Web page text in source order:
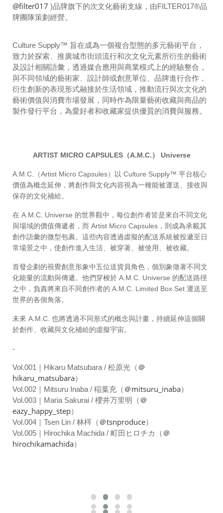
@filter017 )品牌旗下的次文化藝術支線，由FILTER017®品
牌團隊策劃經營。
Culture Supply™ 旨在成為一個複合型態的多元藝術平台，
致力於探索、推廣城市街頭流行和次文化元素所衍生的藝術
及設計相關語彙，透過媒合應用與商業模式上的經驗整合，
與不同領域的藝術家、設計師或創意單位、品牌進行合作，
衍生創新的表現形式融接於生活領域，推動流行與次文化的
藝術價值與消費市場發展，同時作為限量藝術收藏與商品的
製作發行平台，為愛好者和收藏家提供優質的消費與服務。
ARTIST MICRO CAPSULES（A.M.C.） Universe
A.M.C.（Artist Micro Capsules）以 Culture Supply™ 平台核心
價值為概念延伸，將創作與文化內容視為一種能被運送、接收與
保存的文化補給。
在 A.M.C. Universe 的世界觀中，每位創作者皆是來自不同文化
與場域的價值傳遞者，而 Artist Micro Capsules，則成為承載其
創作語彙的微型包裹。這些內容透過虛擬的配送系統被投遞至日
常場景之中，使創作進入生活、被穿著、被使用、被收藏。
首發企劃的視覺創意形象中五位送貨員角色，個別象徵著不同文
化能量的流動與傳遞。他們穿梭於 A.M.C. Universe 的配送路徑
之中，負責將來自不同創作者的 A.M.C. Limited Box Set 運送至
世界的各個角落。
未來 A.M.C. 也將透過不同形式的概念與計畫，持續延伸這個關
於創作、收藏與文化補給的虛擬宇宙。
-
Vol.001｜Hikaru Matsubara / 松原光（ ＠
hikaru_matsubara）
Vol.002｜Mitsuru Inaba / 稲葉充（ ＠mitsuru_inaba）
Vol.003｜Maria Sakurai / 櫻井万里明（ ＠
eazy_happy_step）
Vol.004｜Tsen Lin / 林梣（ ＠tsnproduce）
Vol.005｜Hirochika Machida / 町田ヒロチカ（ ＠
hirochikamachida）